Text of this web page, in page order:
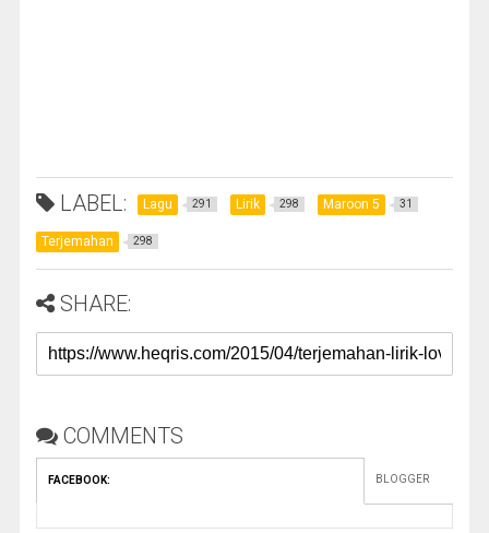
LABEL: Lagu 291 Lirik 298 Maroon 5 31
Terjemahan 298
SHARE:
COMMENTS
FACEBOOK: BLOGGER